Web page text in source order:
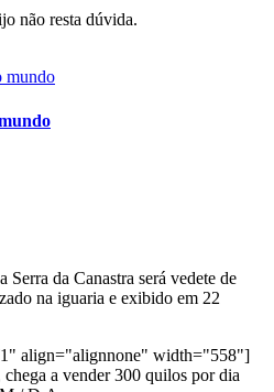
não resta dúvida.
Serra da Canastra será vedete de
na iguaria e exibido em 22
align="alignnone" width="558"]
a vender 300 quilos por dia